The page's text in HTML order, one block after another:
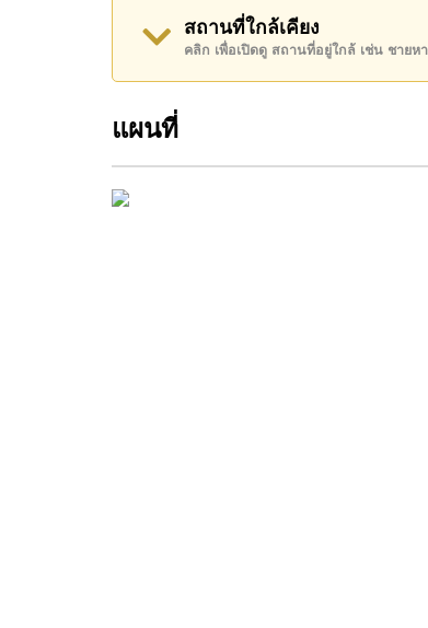
WhatsApp ของสำนักงาน: +66807945904
สถานที่ใกล้เคียง
คลิก เพื่อเปิดดู สถานที่อยู่ใกล้ เช่น ชาย
แผนที่